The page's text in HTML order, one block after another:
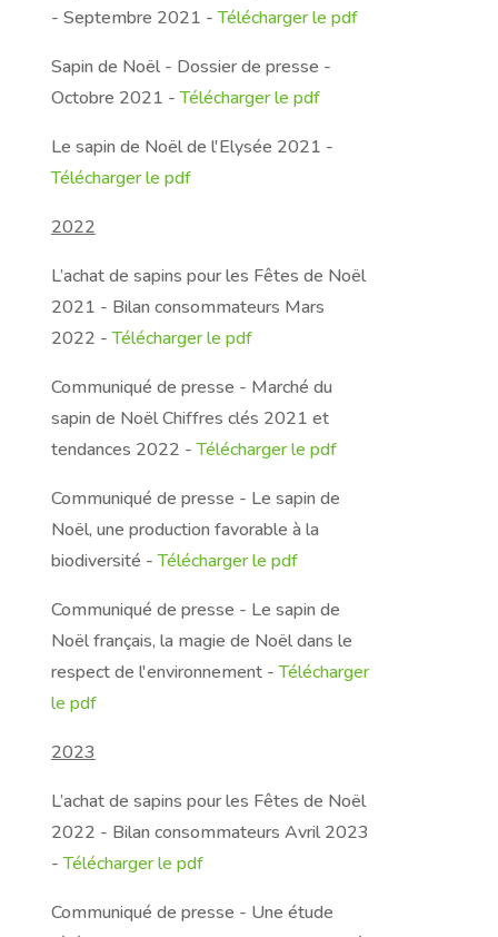
- Septembre 2021 -Télécharger le pdf
Sapin de Noël - Dossier de presse -
Octobre 2021 -Télécharger le pdf
Le sapin de Noël de l'Elysée 2021 -
Télécharger le pdf
2022
L’achat de sapins pour les Fêtes de Noël
2021 - Bilan consommateurs Mars
2022 -Télécharger le pdf
Communiqué de presse - Marché du
sapin de Noël Chiffres clés 2021 et
tendances 2022 -Télécharger le pdf
Communiqué de presse - Le sapin de
Noël, une production favorable à la
biodiversité -Télécharger le pdf
Communiqué de presse - Le sapin de
Noël français, la magie de Noël dans le
respect de l'environnement -Télécharger
le pdf
2023
L’achat de sapins pour les Fêtes de Noël
2022 - Bilan consommateurs Avril 2023
-Télécharger le pdf
Communiqué de presse - Une étude